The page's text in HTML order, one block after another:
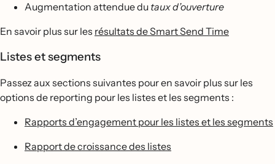
Augmentation attendue du taux d’ouverture
En savoir plus sur les résultats de Smart Send Time
Listes et segments
Passez aux sections suivantes pour en savoir plus sur les
options de reporting pour les listes et les segments :
Rapports d’engagement pour les listes et les segments
Rapport de croissance des listes